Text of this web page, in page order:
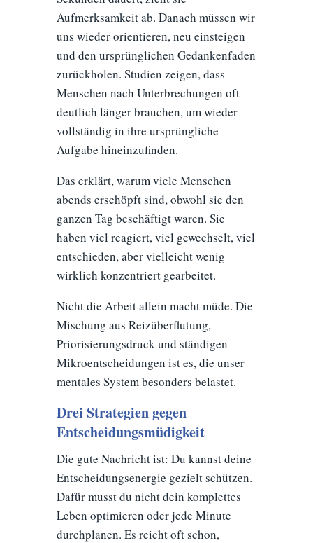
Aufmerksamkeit ab. Danach müssen wir
uns wieder orientieren, neu einsteigen
und den ursprünglichen Gedankenfaden
zurückholen. Studien zeigen, dass
Menschen nach Unterbrechungen oft
deutlich länger brauchen, um wieder
vollständig in ihre ursprüngliche
Aufgabe hineinzufinden.
Das erklärt, warum viele Menschen
abends erschöpft sind, obwohl sie den
ganzen Tag beschäftigt waren. Sie
haben viel reagiert, viel gewechselt, viel
entschieden, aber vielleicht wenig
wirklich konzentriert gearbeitet.
Nicht die Arbeit allein macht müde. Die
Mischung aus Reizüberflutung,
Priorisierungsdruck und ständigen
Mikroentscheidungen ist es, die unser
mentales System besonders belastet.
Drei Strategien gegen
Entscheidungsmüdigkeit
Die gute Nachricht ist: Du kannst deine
Entscheidungsenergie gezielt schützen.
Dafür musst du nicht dein komplettes
Leben optimieren oder jede Minute
durchplanen. Es reicht oft schon,